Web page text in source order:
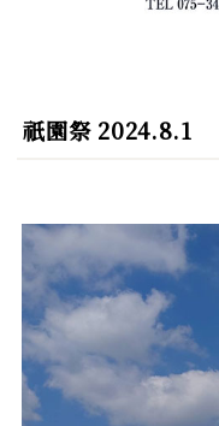
祇園祭 2024.8.1